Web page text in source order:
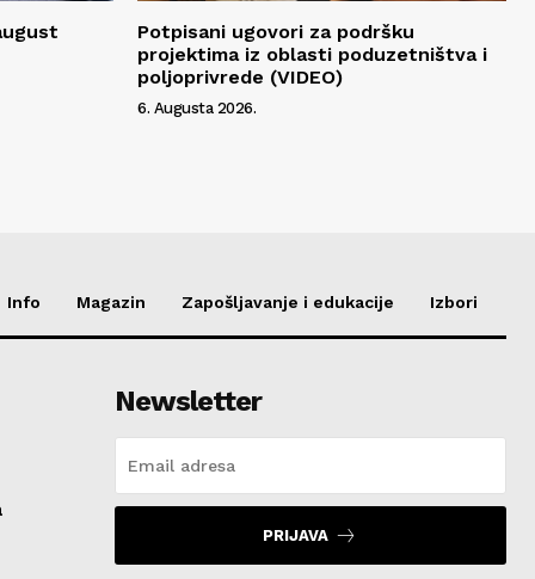
Potpisani ugovori za podršku
projektima iz oblasti poduzetništva i
poljoprivrede (VIDEO)
6. Augusta 2026.
Info Magazin Zapošljavanje i edukacije Izbori
Newsletter
PRIJAVA